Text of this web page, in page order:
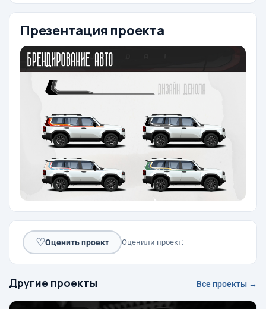
Презентация проекта
♡Оценить проект Оценили проект:
Другие проекты Все проекты →